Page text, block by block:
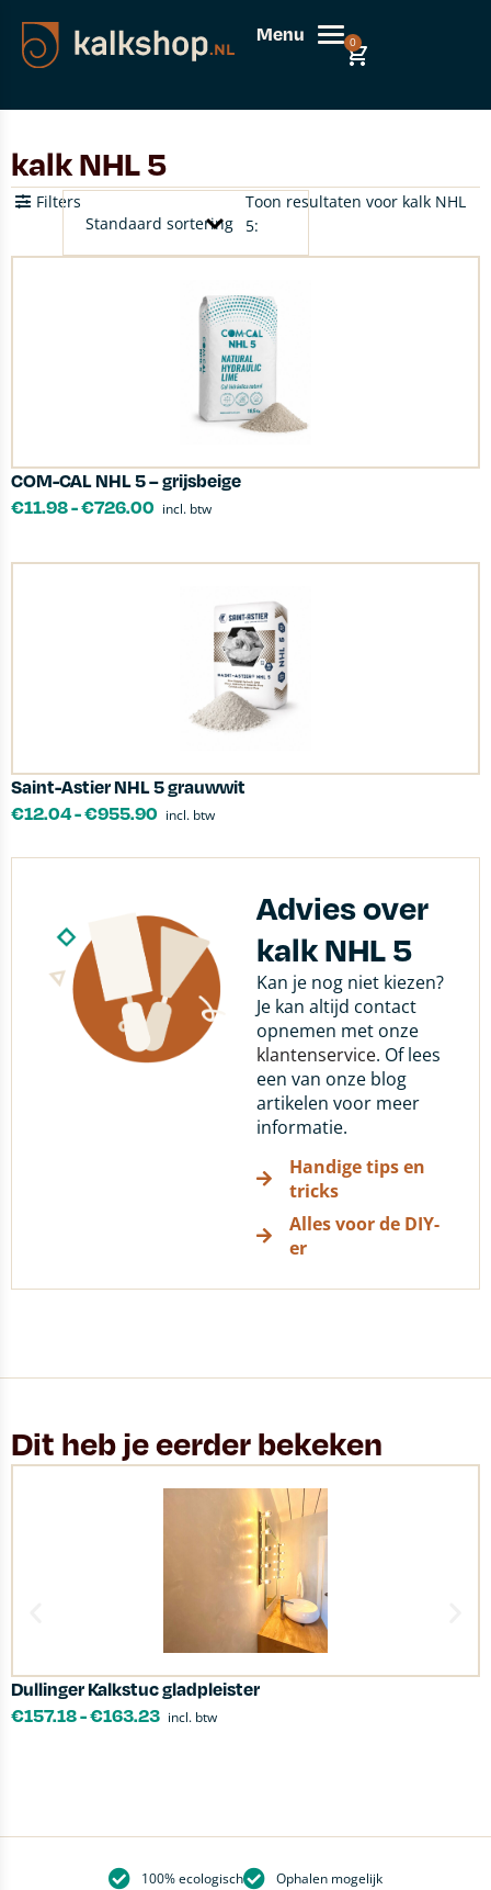
Menu 0
kalk NHL 5
Toon resultaten voor kalk NHL
5:
Filters
COM-CAL NHL 5 – grijsbeige
€11.98-€726.00 incl. btw
Saint-Astier NHL 5 grauwwit
€12.04-€955.90 incl. btw
Advies over
kalk NHL 5
Kan je nog niet kiezen?
Je kan altijd contact
opnemen met onze
klantenservice. Of lees
een van onze blog
artikelen voor meer
informatie.
Handige tips en
tricks
Alles voor de DIY-
er
Dit heb je eerder bekeken
Dullinger Kalkstuc gladpleister
€157.18-€163.23 incl. btw
100% ecologisch Ophalen mogelijk